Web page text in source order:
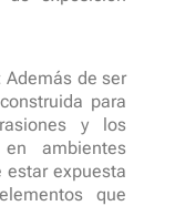
Además de ser
para
y los
ambientes
estar expuesta
que